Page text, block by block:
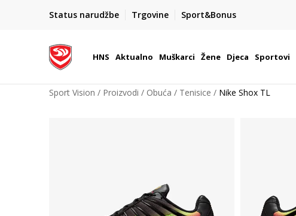
Status narudžbe Trgovine Sport&Bonus
BOX NOW
Dostava 1,50 €
| Više od 800 paketomata u Hrvatskoj
HNS Aktualno Muškarci Žene Djeca Sportovi
Sport Vision Proizvodi Obuća Tenisice Nike Shox TL